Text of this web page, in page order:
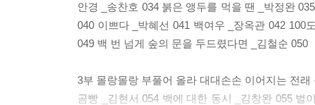
안경 _송찬호 034 붉은 앵두를 먹을 땐 _박정완
040 이쁘다 _박혜선 041 백여우 _장옥관 042 100
049 백 번 넘게 숲의 문을 두드렸다면 _김철순 050
3부 몰랑몰랑 부풀어 올라 대대손손 이어지는 전래
곰빵 _김현서 054 백에 대한 동시 _김창완 055 벌